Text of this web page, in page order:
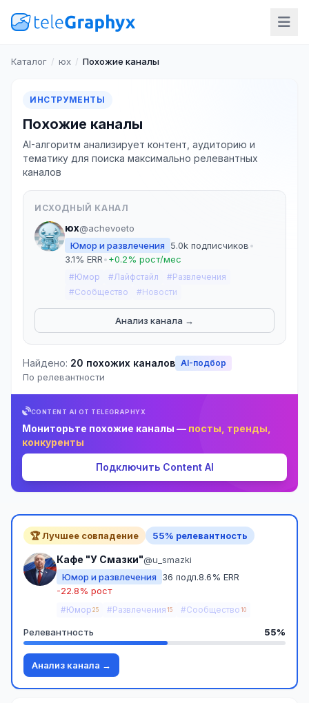
Каталог / юх / Похожие каналы
ИНСТРУМЕНТЫ
Похожие каналы
AI-алгоритм анализирует контент, аудиторию и
тематику для поиска максимально релевантных
каналов
ИСХОДНЫЙ КАНАЛ
юх@achevoeto
Юмор и развлечения
5.0k подписчиков•
3.1% ERR•+0.2% рост/мес
#Юмор #Лайфстайл
#Развлечения
#Сообщество
#Новости
Анализ канала →
Найдено: 20 похожих каналов AI-подбор
По релевантности
CONTENT AI ОТ TELEGRAPHYX
Мониторьте похожие каналы — посты, тренды,
конкуренты
Подключить Content AI
🏆 Лучшее совпадение 55% релевантность
Кафе "У Смазки"@u_smazki
Юмор и развлечения
36 подп.8.6% ERR
-22.8% рост
#Юмор 25 #Развлечения 15 #Сообщество 10
Релевантность 55%
Анализ канала →